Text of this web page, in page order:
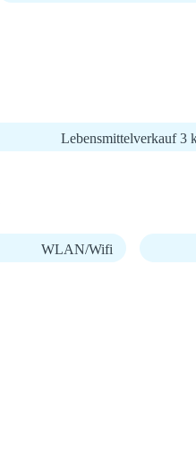
Lebensmittelverkauf 3
WLAN/Wifi